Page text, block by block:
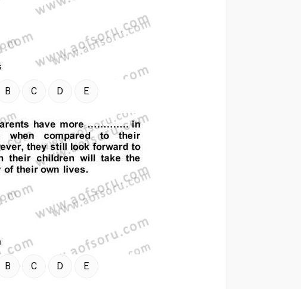
B C D E
B C D E